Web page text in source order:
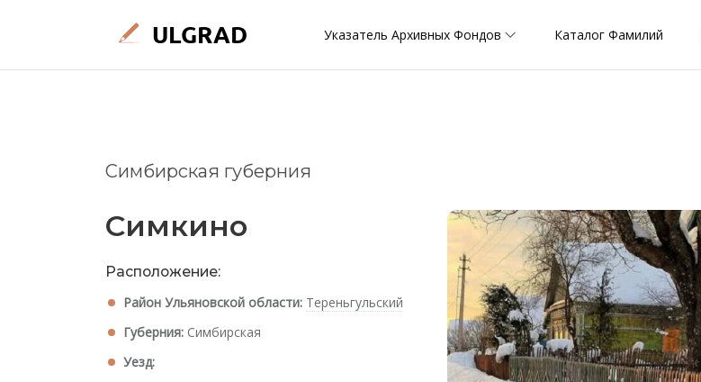
Указатель Архивных Фондов Каталог Фамилий
Симбирская губерния
Симкино
Расположение:
Район Ульяновской области: Тереньгульский
Губерния: Симбирская
Уезд: